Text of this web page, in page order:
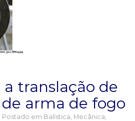
translação de
arma de fogo
Postado em Balística, Mecânica,